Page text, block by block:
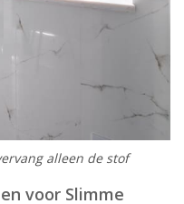
alleen de stof
voor Slimme